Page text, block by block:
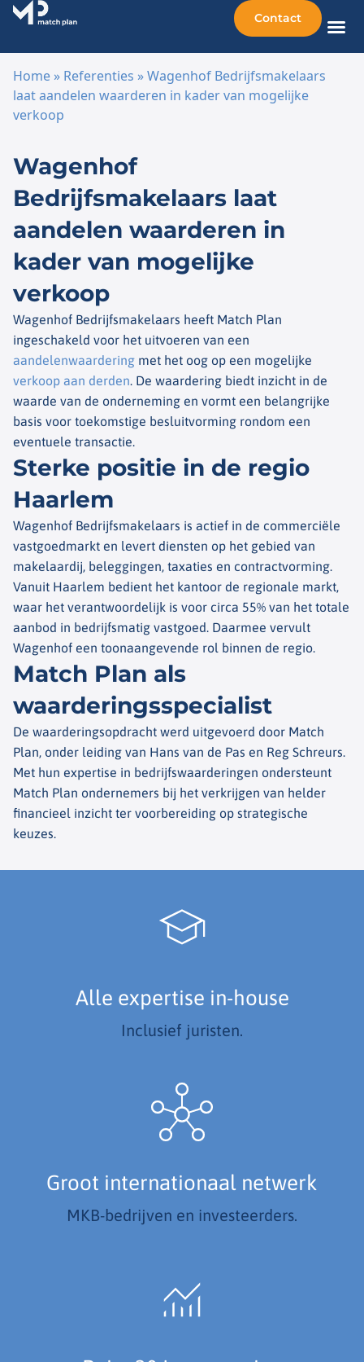
Contact
Home » Referenties »Wagenhof Bedrijfsmakelaars
laat aandelen waarderen in kader van mogelijke
verkoop
Wagenhof
Bedrijfsmakelaars laat
aandelen waarderen in
kader van mogelijke
verkoop
Wagenhof Bedrijfsmakelaars heeft Match Plan
ingeschakeld voor het uitvoeren van een
aandelenwaardering met het oog op een mogelijke
verkoop aan derden. De waardering biedt inzicht in de
waarde van de onderneming en vormt een belangrijke
basis voor toekomstige besluitvorming rondom een
eventuele transactie.
Sterke positie in de regio
Haarlem
Wagenhof Bedrijfsmakelaars is actief in de commerciële
vastgoedmarkt en levert diensten op het gebied van
makelaardij, beleggingen, taxaties en contractvorming.
Vanuit Haarlem bedient het kantoor de regionale markt,
waar het verantwoordelijk is voor circa 55% van het totale
aanbod in bedrijfsmatig vastgoed. Daarmee vervult
Wagenhof een toonaangevende rol binnen de regio.
Match Plan als
waarderingsspecialist
De waarderingsopdracht werd uitgevoerd door Match
Plan, onder leiding van Hans van de Pas en Reg Schreurs.
Met hun expertise in bedrijfswaarderingen ondersteunt
Match Plan ondernemers bij het verkrijgen van helder
financieel inzicht ter voorbereiding op strategische
keuzes.
Alle expertise in-house
Inclusief juristen.
Groot internationaal netwerk
MKB-bedrijven en investeerders.